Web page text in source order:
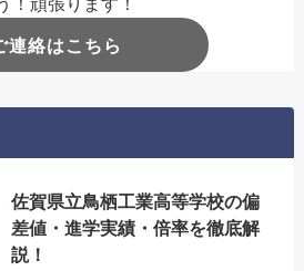
連絡はこちら
佐賀県立鳥栖工業高等学校の偏
差値・進学実績・倍率を徹底解
説！